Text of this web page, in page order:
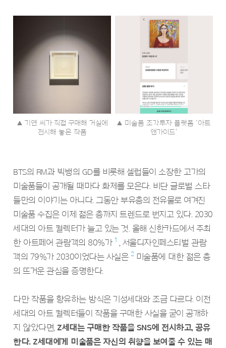
▲ 기연 씨가 직접 구매해 거실에
전시해 놓은 작품
▲ 미술품 조각투자 플랫폼 ‘아트
앤가이드'
BTS의 RM과 빅뱅의 GD를 비롯해 셀럽들이 소장한 고가의
미술품들이 공개될 때마다 화제를 모은다. 비단 글로벌 스타
들만의 이야기는 아니다. 그동안 부유층의 전유물로 여겨진
미술품 수집은 이제 젊은 층까지 트렌드로 번지고 있다. 2030
세대의 아트 컬렉터가 늘고 있는 것. 올해 신한카드에서 주최
한 아트페어 관람객의 80%가 1
, 서울디자인페스티벌 관람
객의 79%가 2030이었다는 사실은 2미술품에 대한 젊은 층
의 뜨거운 관심을 증명한다.
다만 작품을 향유하는 방식은 기성세대와 조금 다르다. 이전
세대의 아트 컬렉터들이 작품을 구매한 사실을 굳이 공개하
지 않았다면, Z세대는 구매한 작품을 SNS에 전시하고, 공유
한다. Z세대에게 미술품은 자신의 취향을 보여줄 수 있는 매